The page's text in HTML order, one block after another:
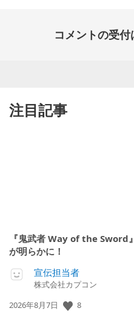
コメントの受付
注目記事
『鬼武者 Way of the Sword
が明らかに！
宣伝担当者
株式会社カプコン
公
2026年8月7日 8